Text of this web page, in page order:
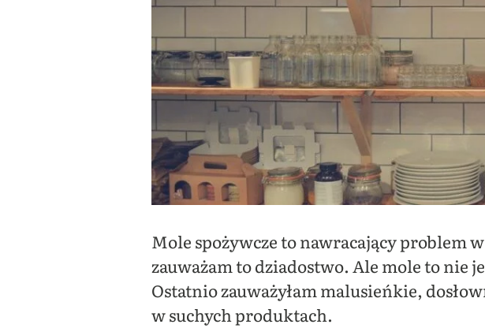
Mole spożywcze to nawracający problem
zauważam to dziadostwo. Ale mole to nie
Ostatnio zauważyłam malusieńkie,
w suchych produktach.